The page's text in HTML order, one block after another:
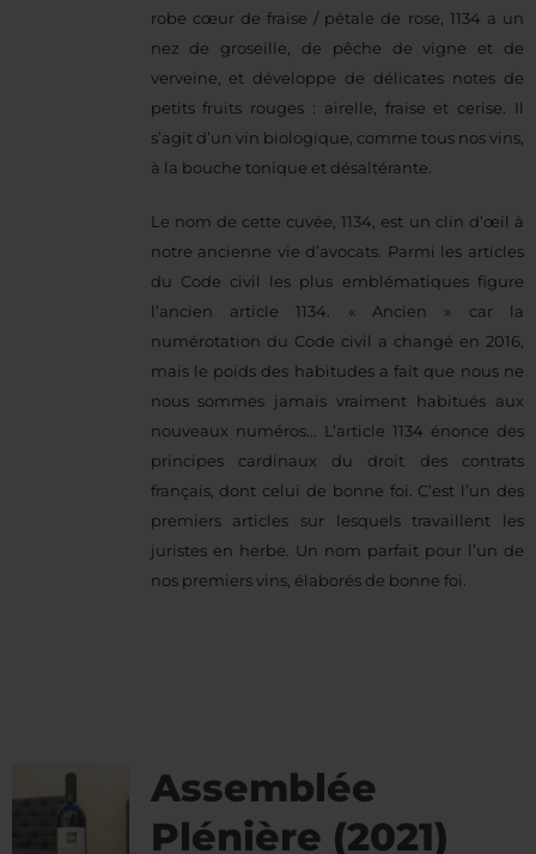
robe cœur de fraise / pétale de rose, 1134 a un
nez de groseille, de pêche de vigne et de
verveine, et développe de délicates notes de
petits fruits rouges : airelle, fraise et cerise. Il
s’agit d’un vin biologique, comme tous nos vins,
à la bouche tonique et désaltérante.
Le nom de cette cuvée, 1134, est un clin d’œil à
notre ancienne vie d’avocats. Parmi les articles
du Code civil les plus emblématiques figure
l’ancien article 1134. « Ancien » car la
numérotation du Code civil a changé en 2016,
mais le poids des habitudes a fait que nous ne
nous sommes jamais vraiment habitués aux
nouveaux numéros... L’article 1134 énonce des
principes cardinaux du droit des contrats
français, dont celui de bonne foi. C’est l’un des
premiers articles sur lesquels travaillent les
juristes en herbe. Un nom parfait pour l’un de
nos premiers vins, élaborés de bonne foi.
Assemblée
Plénière (2021)